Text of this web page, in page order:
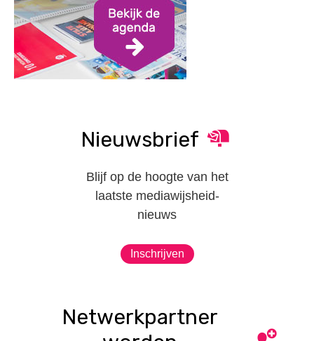
Nieuwsbrief
Blijf op de hoogte van het
laatste mediawijsheid-
nieuws
Inschrijven
Netwerkpartner